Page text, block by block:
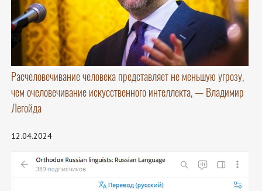
Расчеловечивание человека представляет не меньшую угрозу,
чем очеловечивание искусственного интеллекта, — Владимир
Легойда
12.04.2024